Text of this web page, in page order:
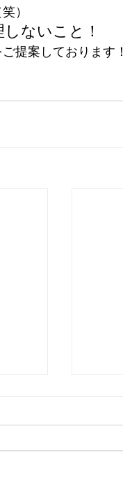
）
ないこと！
提案しております！